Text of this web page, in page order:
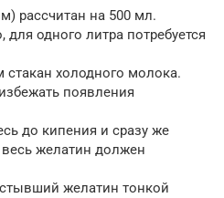
рассчитан на 500 мл.
одного литра потребуется
холодного молока.
появления
до кипения и сразу же
желатин должен
желатин тонкой